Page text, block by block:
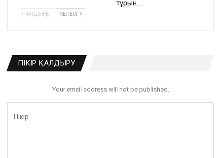
тұрғын…
АЛДЫҢҒЫ КЕЛЕСІ
ПІКІР ҚАЛДЫРУ
Your email address will not be published.